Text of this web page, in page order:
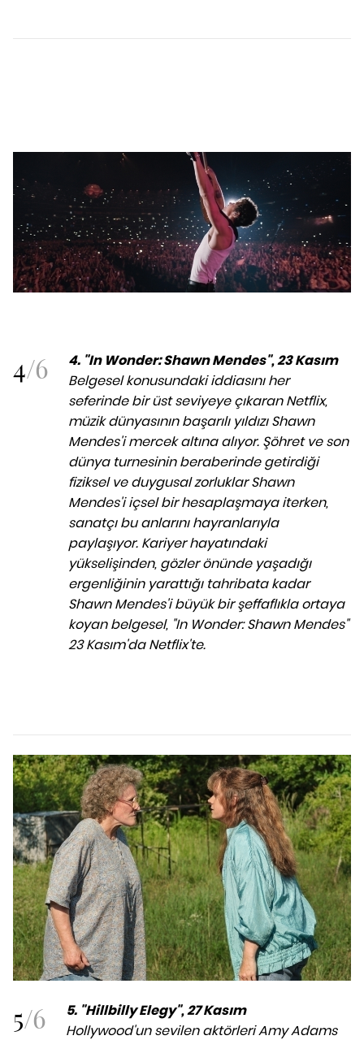
4/6 4. "In Wonder: Shawn Mendes", 23 Kasım
Belgesel konusundaki iddiasını her
seferinde bir üst seviyeye çıkaran Netflix,
müzik dünyasının başarılı yıldızı Shawn
Mendes'i mercek altına alıyor. Şöhret ve son
dünya turnesinin beraberinde getirdiği
fiziksel ve duygusal zorluklar Shawn
Mendes'i içsel bir hesaplaşmaya iterken,
sanatçı bu anlarını hayranlarıyla
paylaşıyor. Kariyer hayatındaki
yükselişinden, gözler önünde yaşadığı
ergenliğinin yarattığı tahribata kadar
Shawn Mendes'i büyük bir şeffaflıkla ortaya
koyan belgesel, "In Wonder: Shawn Mendes"
23 Kasım'da Netflix'te.
5/6 5. "Hillbilly Elegy", 27 Kasım
Hollywood'un sevilen aktörleri Amy Adams